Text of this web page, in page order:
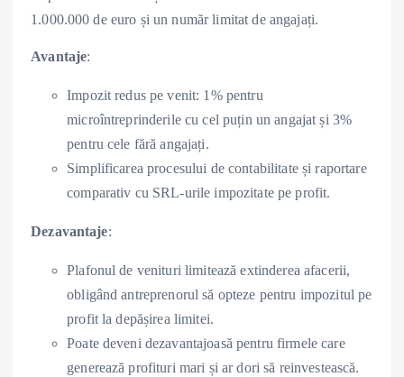
1.000.000 de euro și un număr limitat de angajați.
Avantaje:
Impozit redus pe venit: 1% pentru
microîntreprinderile cu cel puțin un angajat și 3%
pentru cele fără angajați.
Simplificarea procesului de contabilitate și raportare
comparativ cu SRL-urile impozitate pe profit.
Dezavantaje:
Plafonul de venituri limitează extinderea afacerii,
obligând antreprenorul să opteze pentru impozitul pe
profit la depășirea limitei.
Poate deveni dezavantajoasă pentru firmele care
generează profituri mari și ar dori să reinvestească.